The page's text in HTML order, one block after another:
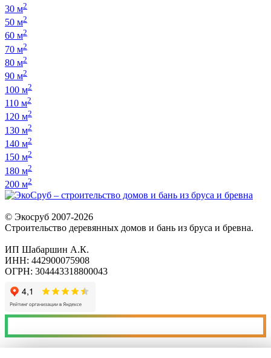
30 м2
50 м2
60 м2
70 м2
80 м2
90 м2
100 м2
110 м2
120 м2
130 м2
140 м2
150 м2
180 м2
200 м2
© Экосруб 2007-2026
Строительство деревянных домов и бань из бруса и бревна.
ИП Шабаршин А.К.
ИНН: 442900075908
ОГРН: 304443318800043